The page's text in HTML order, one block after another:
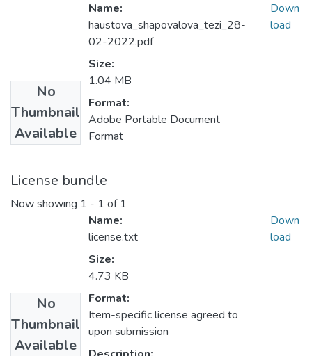
No
Thumbnail
Available
Name:
haustova_shapovalova_tezi_28-
02-2022.pdf
Size:
1.04 MB
Format:
Adobe Portable Document
Format
Down
load
License bundle
Now showing 1 - 1 of 1
No
Thumbnail
Available
Name:
license.txt
Size:
4.73 KB
Format:
Item-specific license agreed to
upon submission
Down
load